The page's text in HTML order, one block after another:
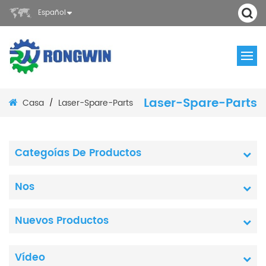
Español
Laser-Spare-Parts
Casa / Laser-Spare-Parts
Categoías De Productos
Nos
Nuevos Productos
Vídeo